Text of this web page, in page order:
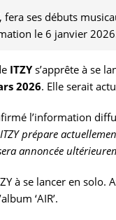
ses débuts
le 6 janvier
ITZYs’apprête à se
2026. Elle serait
l’information
prépare
annoncée
à se lancer en solo.
‘AIR’.